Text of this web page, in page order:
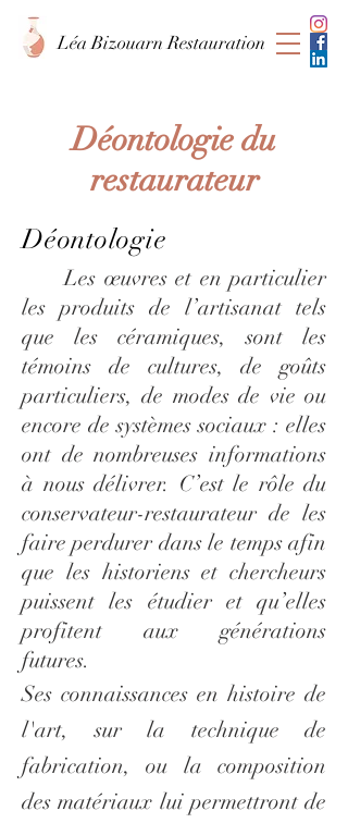
Léa Bizouarn Restauration
Déontologie du
restaurateur
Déontologie
Les œuvres et en particulier
les produits de l’artisanat tels
que les céramiques, sont les
témoins de cultures, de goûts
particuliers, de modes de vie ou
encore de systèmes sociaux : elles
ont de nombreuses informations
à nous délivrer. C’est le rôle du
conservateur-restaurateur de les
faire perdurer dans le temps afin
que les historiens et chercheurs
puissent les étudier et qu’elles
profitent aux générations
futures.
Ses connaissances en histoire de
l'art, sur la technique de
fabrication, ou la composition
des matériaux lui permettront de